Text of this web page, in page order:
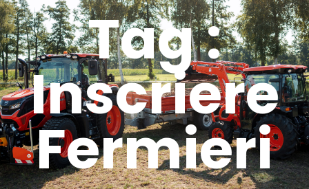
Tag :
Inscriere
Fermieri